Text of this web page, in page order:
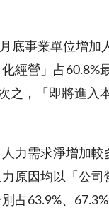
月底事業單位增加
經營」占60.8%
之，「即將進入
力需求淨增加較
原因均以「公司
占63.9%、 67.3%